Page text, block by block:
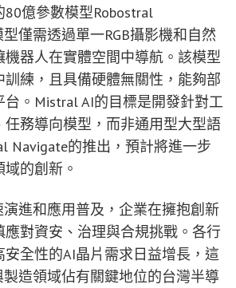
億參數模型Robostral
僅需透過單一RGB攝影機和自然
器人在實體空間中導航。該模型
訓練，且具備硬體無關性，能夠部
。Mistral AI的目標是開發針對工
任務導向模型，而非通用型大型語
Navigate的推出，預計將進一步
的創新。
進和應用普及，企業在擁抱創新
應對資安、治理與合規挑戰。各行
全性的AI晶片需求日益增長，這
造領域佔有關鍵地位的台灣半導